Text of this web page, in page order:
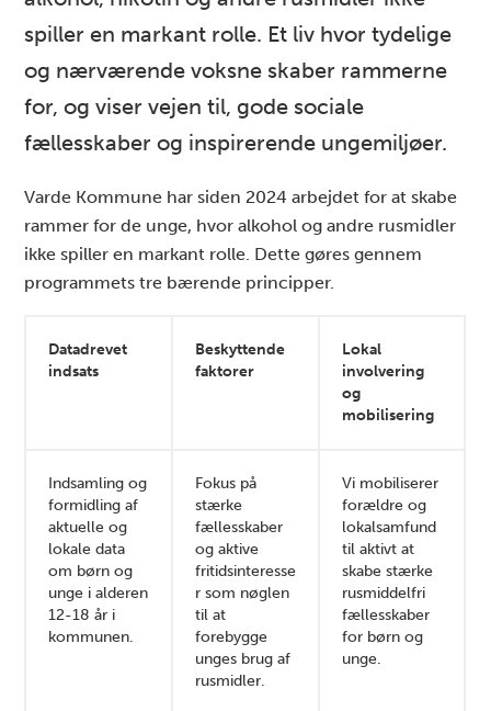
spiller en markant rolle. Et liv hvor tydelige
og nærværende voksne skaber rammerne
for, og viser vejen til, gode sociale
fællesskaber og inspirerende ungemiljøer.
Varde Kommune har siden 2024 arbejdet for at skabe
rammer for de unge, hvor alkohol og andre rusmidler
ikke spiller en markant rolle. Dette gøres gennem
programmets tre bærende principper.
Datadrevet
indsats
Beskyttende
faktorer
Lokal
involvering
og
mobilisering
Indsamling og
formidling af
aktuelle og
lokale data
om børn og
unge i alderen
12-18 år i
kommunen.
Fokus på
stærke
fællesskaber
og aktive
fritidsinteresse
r som nøglen
til at
forebygge
unges brug af
rusmidler.
Vi mobiliserer
forældre og
lokalsamfund
til aktivt at
skabe stærke
rusmiddelfri
fællesskaber
for børn og
unge.